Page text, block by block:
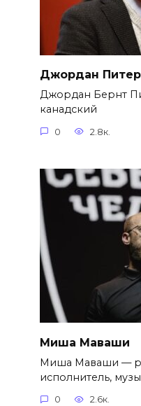
Джордан
Джордан Бернт
канадский
0 2.8к.
Миша Маваши
Миша Маваши —
исполнитель,
0 2.6к.